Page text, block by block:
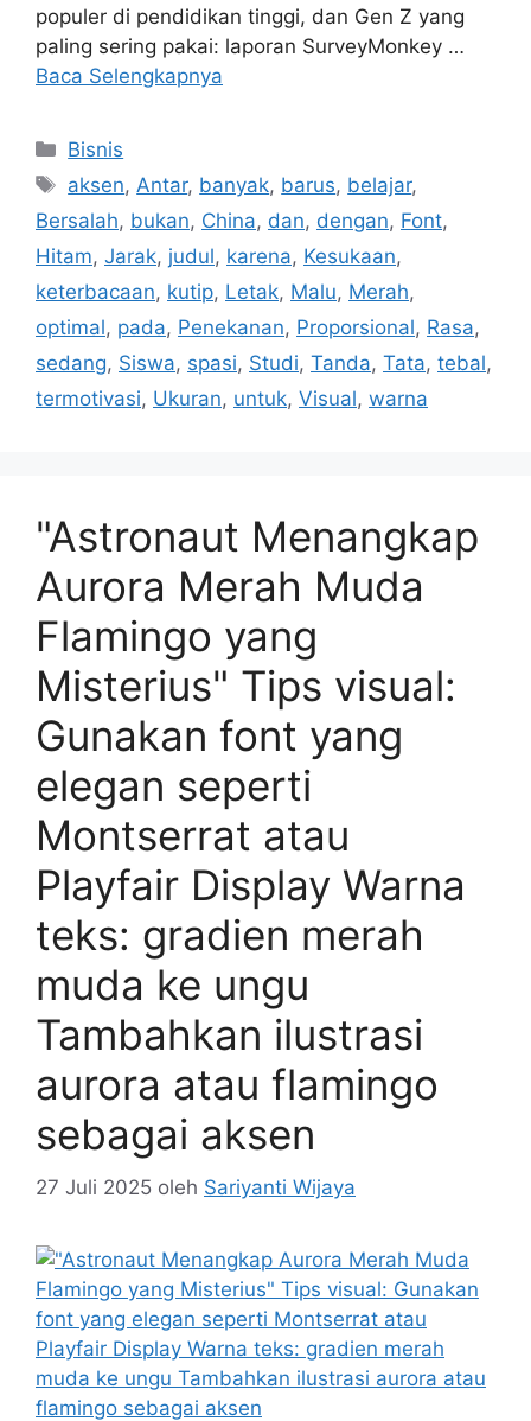
populer di pendidikan tinggi, dan Gen Z yang
paling sering pakai: laporan SurveyMonkey …
Baca Selengkapnya
Kategori
Bisnis
Tag
aksen,Antar, banyak, barus, belajar,
Bersalah, bukan, China, dan, dengan, Font,
Hitam, Jarak, judul, karena, Kesukaan,
keterbacaan, kutip, Letak, Malu, Merah,
optimal, pada, Penekanan, Proporsional, Rasa,
sedang, Siswa, spasi, Studi, Tanda, Tata, tebal,
termotivasi, Ukuran, untuk, Visual, warna
"Astronaut Menangkap
Aurora Merah Muda
Flamingo yang
Misterius" Tips visual:
Gunakan font yang
elegan seperti
Montserrat atau
Playfair Display Warna
teks: gradien merah
muda ke ungu
Tambahkan ilustrasi
aurora atau flamingo
sebagai aksen
27 Juli 2025 oleh Sariyanti Wijaya